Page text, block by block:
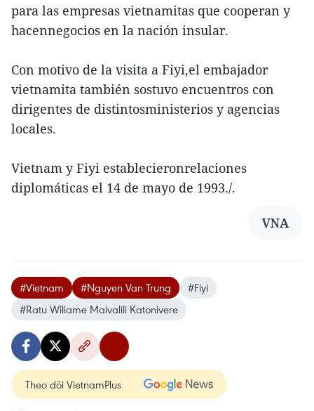
para las empresas vietnamitas que cooperan y
hacennegocios en la nación insular.
Con motivo de la visita a Fiyi,el embajador
vietnamita también sostuvo encuentros con
dirigentes de distintosministerios y agencias
locales.
Vietnam y Fiyi establecieronrelaciones
diplomáticas el 14 de mayo de 1993./.
VNA
#Vietnam #Nguyen Van Trung
#Fiyi
#Ratu Wiliame Maivalili Katonivere
Theo dõi VietnamPlus